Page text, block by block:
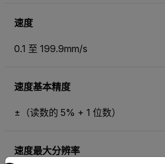
速度
0.1 至 199.9mm/s
速度基本精度
±（读数的 5% + 1 位数）
速度最大分辨率